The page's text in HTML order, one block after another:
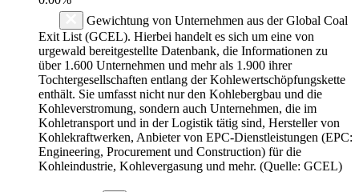
Gewichtung von Unternehmen aus der Global Coal
Exit List (GCEL). Hierbei handelt es sich um eine von
urgewald bereitgestellte Datenbank, die Informationen zu
über 1.600 Unternehmen und mehr als 1.900 ihrer
Tochtergesellschaften entlang der Kohlewertschöpfungskette
enthält. Sie umfasst nicht nur den Kohlebergbau und die
Kohleverstromung, sondern auch Unternehmen, die im
Kohletransport und in der Logistik tätig sind, Hersteller von
Kohlekraftwerken, Anbieter von EPC-Dienstleistungen (EPC:
Engineering, Procurement und Construction) für die
Kohleindustrie, Kohlevergasung und mehr. (Quelle: GCEL)